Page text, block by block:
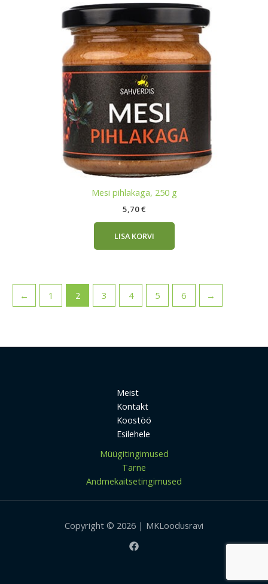
Mesi pihlakaga, 250 g
5,70€
LISA KORVI
← 1 2 3 4 5 6 →
Meist
Kontakt
Koostöö
Esilehele
Müügitingimused
Tarne
Andmekaitsetingimused
Copyright © 2026 | MKLoodusravi